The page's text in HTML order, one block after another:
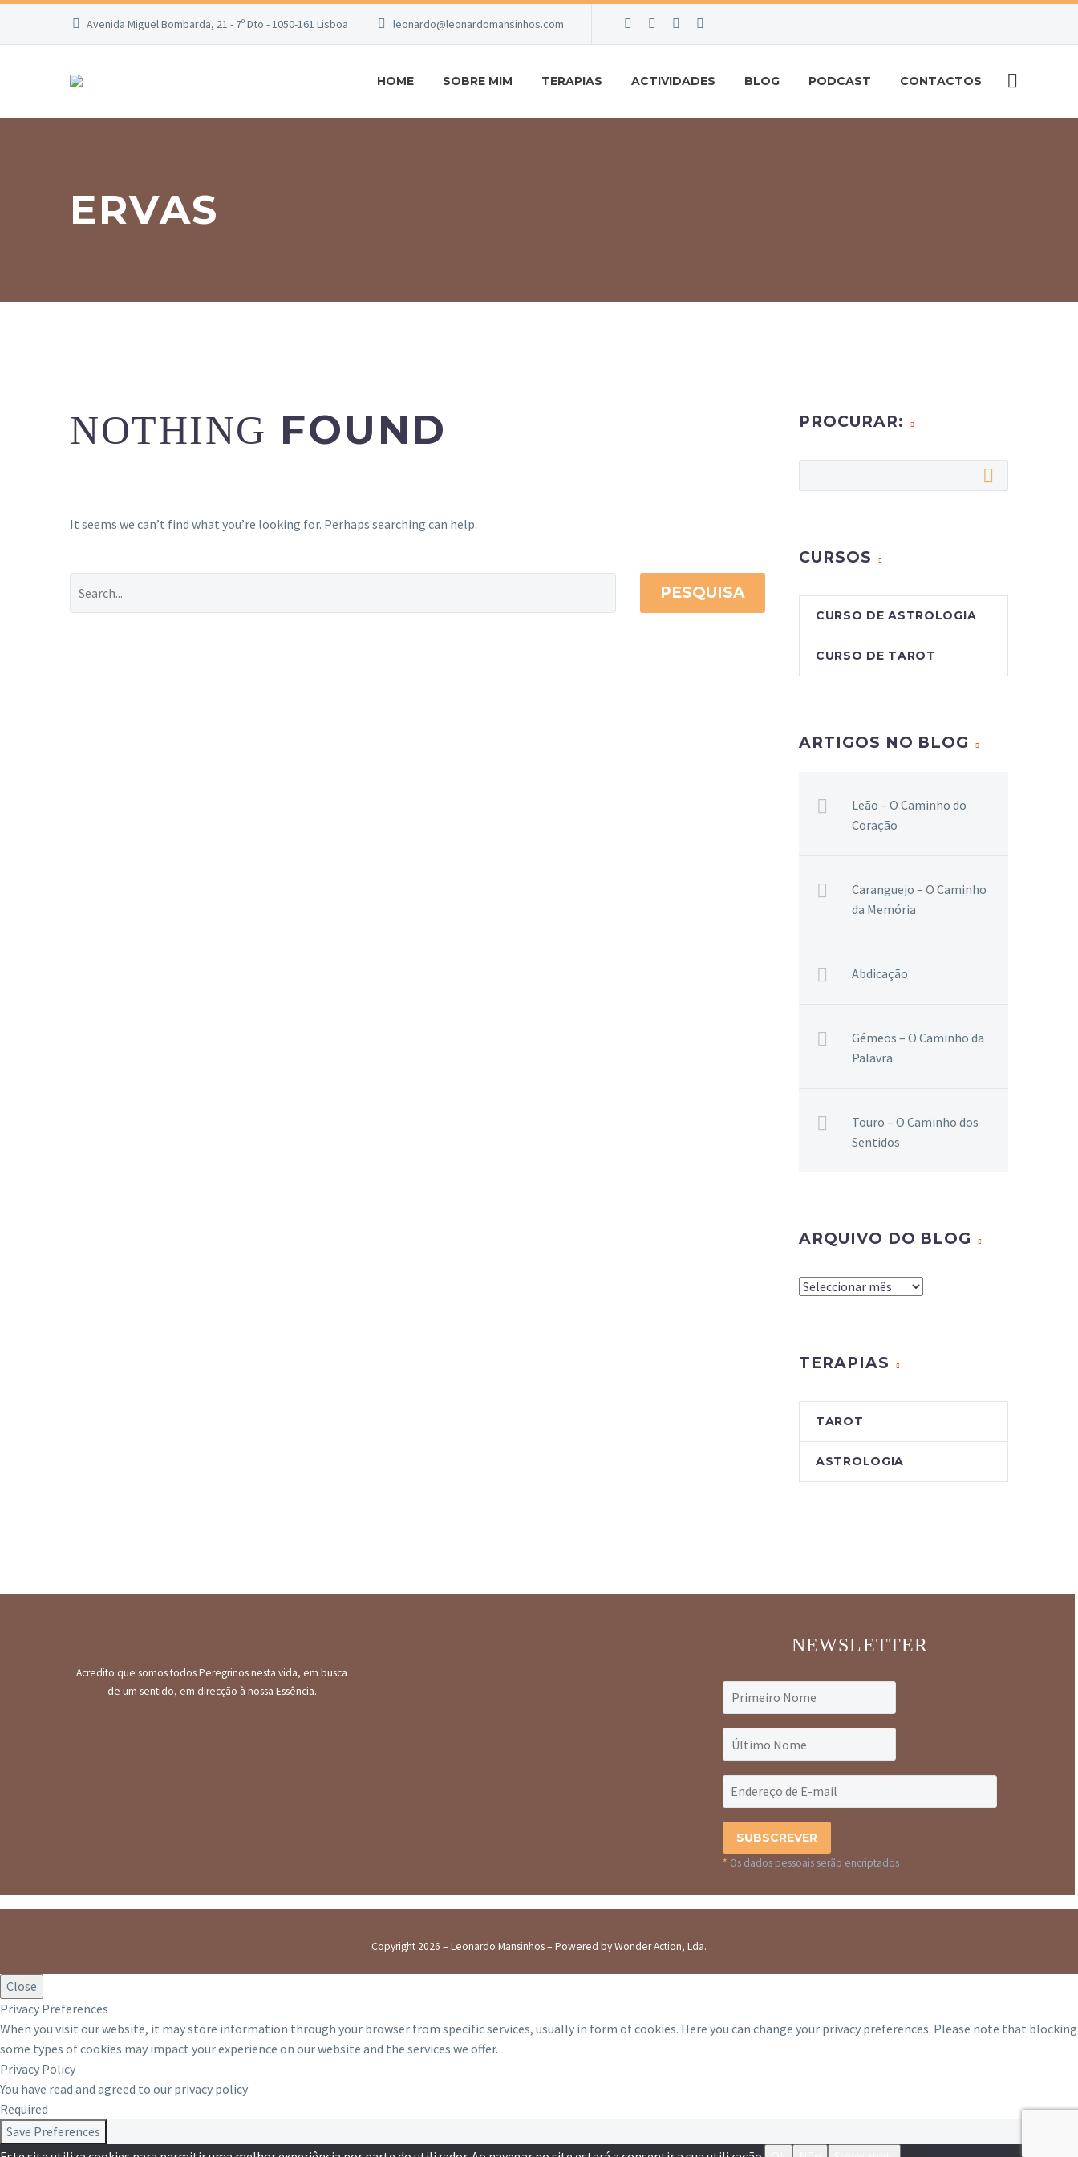
Avenida Miguel Bombarda, 21 - 7º Dto - 1050-161 Lisboa leonardo@leonardomansinhos.com
HOME SOBRE MIM TERAPIAS ACTIVIDADES BLOG PODCAST CONTACTOS
ERVAS
NOTHING FOUND
It seems we can’t find what you’re looking for. Perhaps searching can help.
PESQUISA
PROCURAR:
CURSOS
CURSO DE ASTROLOGIA
CURSO DE TAROT
ARTIGOS NO BLOG
Leão – O Caminho do
Coração
Caranguejo – O Caminho
da Memória
Abdicação
Gémeos – O Caminho da
Palavra
Touro – O Caminho dos
Sentidos
ARQUIVO DO BLOG
Arquivo
TERAPIAS
TAROT
ASTROLOGIA
Acredito que somos todos Peregrinos nesta vida, em busca
de um sentido, em direcção à nossa Essência.
NEWSLETTER
* Os dados pessoais serão encriptados
Copyright 2026 – Leonardo Mansinhos – Powered by Wonder Action, Lda.
Close
Privacy Preferences
When you visit our website, it may store information through your browser from specific services, usually in form of cookies. Here you can change your privacy preferences. Please note that blocking
some types of cookies may impact your experience on our website and the services we offer.
Privacy Policy
You have read and agreed to our privacy policy
Required
Save Preferences